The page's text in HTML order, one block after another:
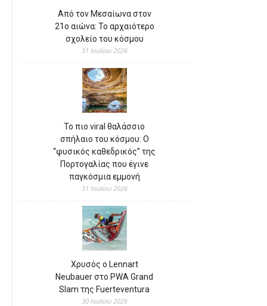
Από τον Μεσαίωνα στον
21ο αιώνα: Το αρχαιότερο
σχολείο του κόσμου
31 Ιουλίου 2026
Το πιο viral θαλάσσιο
σπήλαιο του κόσμου: Ο
“φυσικός καθεδρικός” της
Πορτογαλίας που έγινε
παγκόσμια εμμονή
31 Ιουλίου 2026
Χρυσός ο Lennart
Neubauer στο PWA Grand
Slam της Fuerteventura
30 Ιουλίου 2026